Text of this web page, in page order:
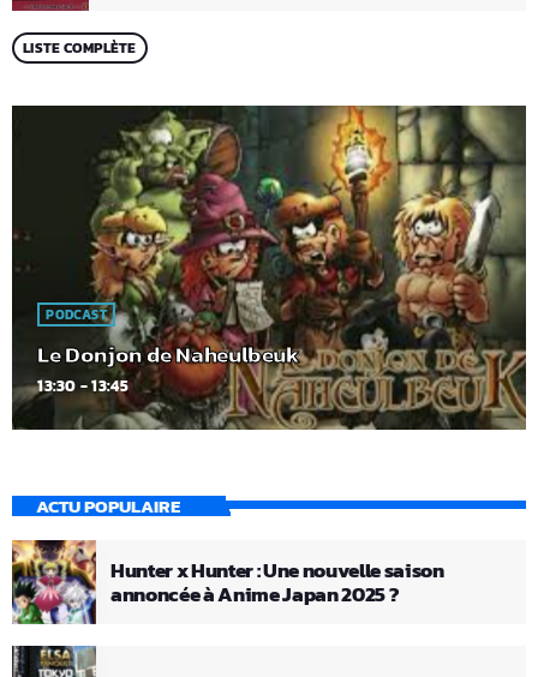
LISTE COMPLÈTE
PODCAST
Le Donjon de Naheulbeuk
13:30 - 13:45
ACTU POPULAIRE
Hunter x Hunter : Une nouvelle saison
annoncée à Anime Japan 2025 ?